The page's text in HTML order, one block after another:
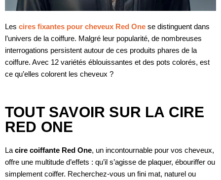
Les cires fixantes pour cheveux Red One se distinguent dans
l’univers de la coiffure. Malgré leur popularité, de nombreuses
interrogations persistent autour de ces produits phares de la
coiffure. Avec 12 variétés éblouissantes et des pots colorés, est
ce qu’elles colorent les cheveux ?
TOUT SAVOIR SUR LA CIRE
RED ONE
La cire coiffante Red One, un incontournable pour vos cheveux,
offre une multitude d’effets : qu’il s’agisse de plaquer, ébouriffer ou
simplement coiffer. Recherchez-vous un fini mat, naturel ou